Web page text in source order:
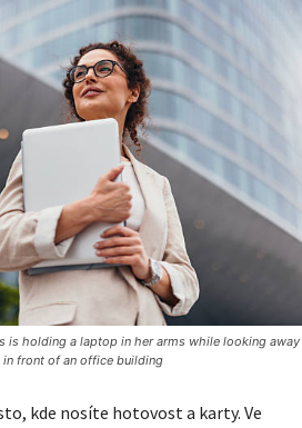
is holding a laptop in her arms while looking away
front of an office building
kde nosíte hotovost a karty. Ve